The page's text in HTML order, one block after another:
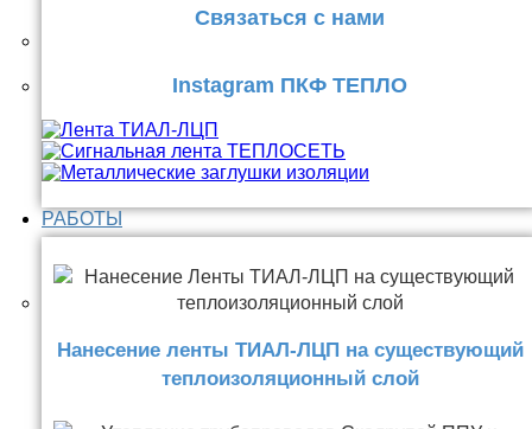
Связаться с нами
Instagram ПКФ ТЕПЛО
РАБОТЫ
Нанесение ленты ТИАЛ-ЛЦП на существующий
теплоизоляционный слой